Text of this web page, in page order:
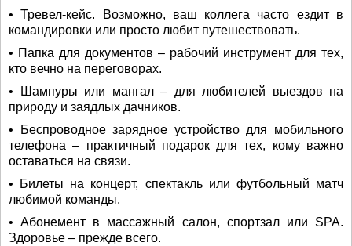
• Тревел-кейс. Возможно, ваш коллега часто ездит в
командировки или просто любит путешествовать.
• Папка для документов – рабочий инструмент для тех,
кто вечно на переговорах.
• Шампуры или мангал – для любителей выездов на
природу и заядлых дачников.
• Беспроводное зарядное устройство для мобильного
телефона – практичный подарок для тех, кому важно
оставаться на связи.
• Билеты на концерт, спектакль или футбольный матч
любимой команды.
• Абонемент в массажный салон, спортзал или SPA.
Здоровье – прежде всего.